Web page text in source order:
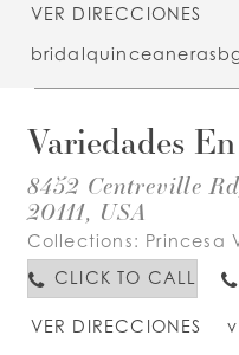
VER DIRECCIONES
Variedades
8452 Centreville
20111, USA
Collections: Princesa
CLICK TO CALL
VER DIRECCIONES